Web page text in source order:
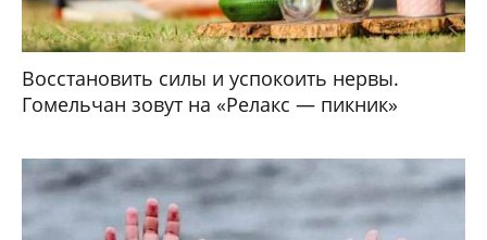
Восстановить силы и успокоить нервы.
Гомельчан зовут на «Релакс — пикник»